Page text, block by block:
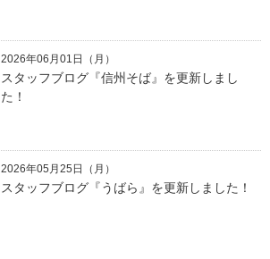
2026年06月01日（月）
スタッフブログ『信州そば』を更新しまし
た！
2026年05月25日（月）
スタッフブログ『うばら』を更新しました！